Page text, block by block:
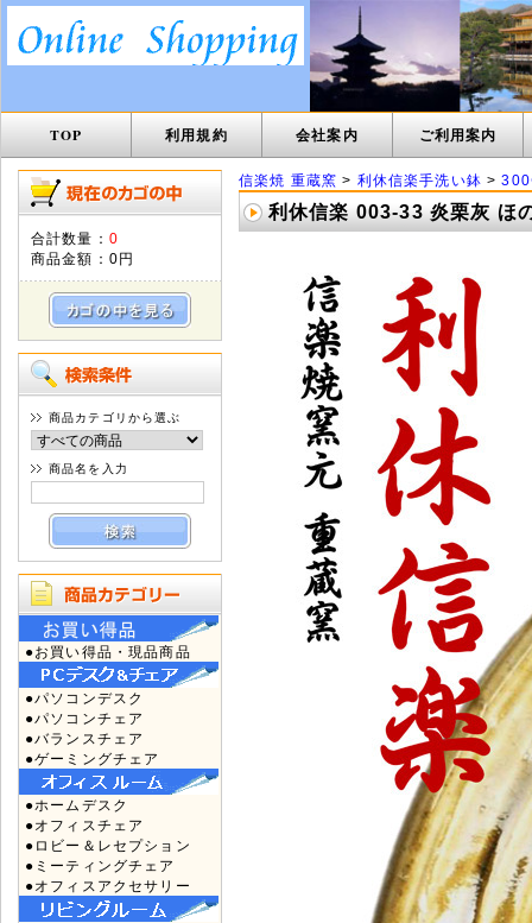
TOP 利用規約 会社案内 ご利用案内
合計数量： 0
商品金額： 0円
商品カテゴリから選ぶ
商品名を入力
●お買い得品・現品商品
●パソコンデスク
●パソコンチェア
●バランスチェア
●ゲーミングチェア
●ホームデスク
●オフィスチェア
●ロビー＆レセプション
●ミーティングチェア
●オフィスアクセサリー
信楽焼 重蔵窯 > 利休信楽手洗い鉢 >
利休信楽 003-33 炎栗灰 ほ